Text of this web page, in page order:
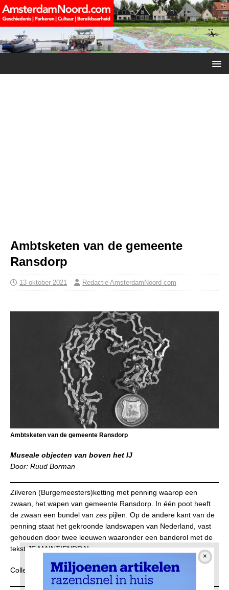
Ambtsketen van de gemeente
Ransdorp
13 oktober 2021 Redactie AmsterdamNoord com
Ambtsketen van de gemeente Ransdorp
Museale objecten van boven het IJ
Door: Ruud Borman
Zilveren (Burgemeesters)ketting met penning waarop een
zwaan, het wapen van gemeente Ransdorp. In één poot heeft
de zwaan een bundel van zes pijlen. Op de andere kant van de
penning staat het gekroonde landswapen van Nederland, vast
gehouden door twee leeuwen waaronder een banderol met de
tekst JE MAINTIENDRAI.
Collectie Museum Amsterdam